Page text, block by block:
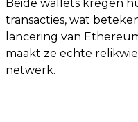
Beide wallets kregen
transacties, wat
lancering van
maakt ze echte
netwerk.